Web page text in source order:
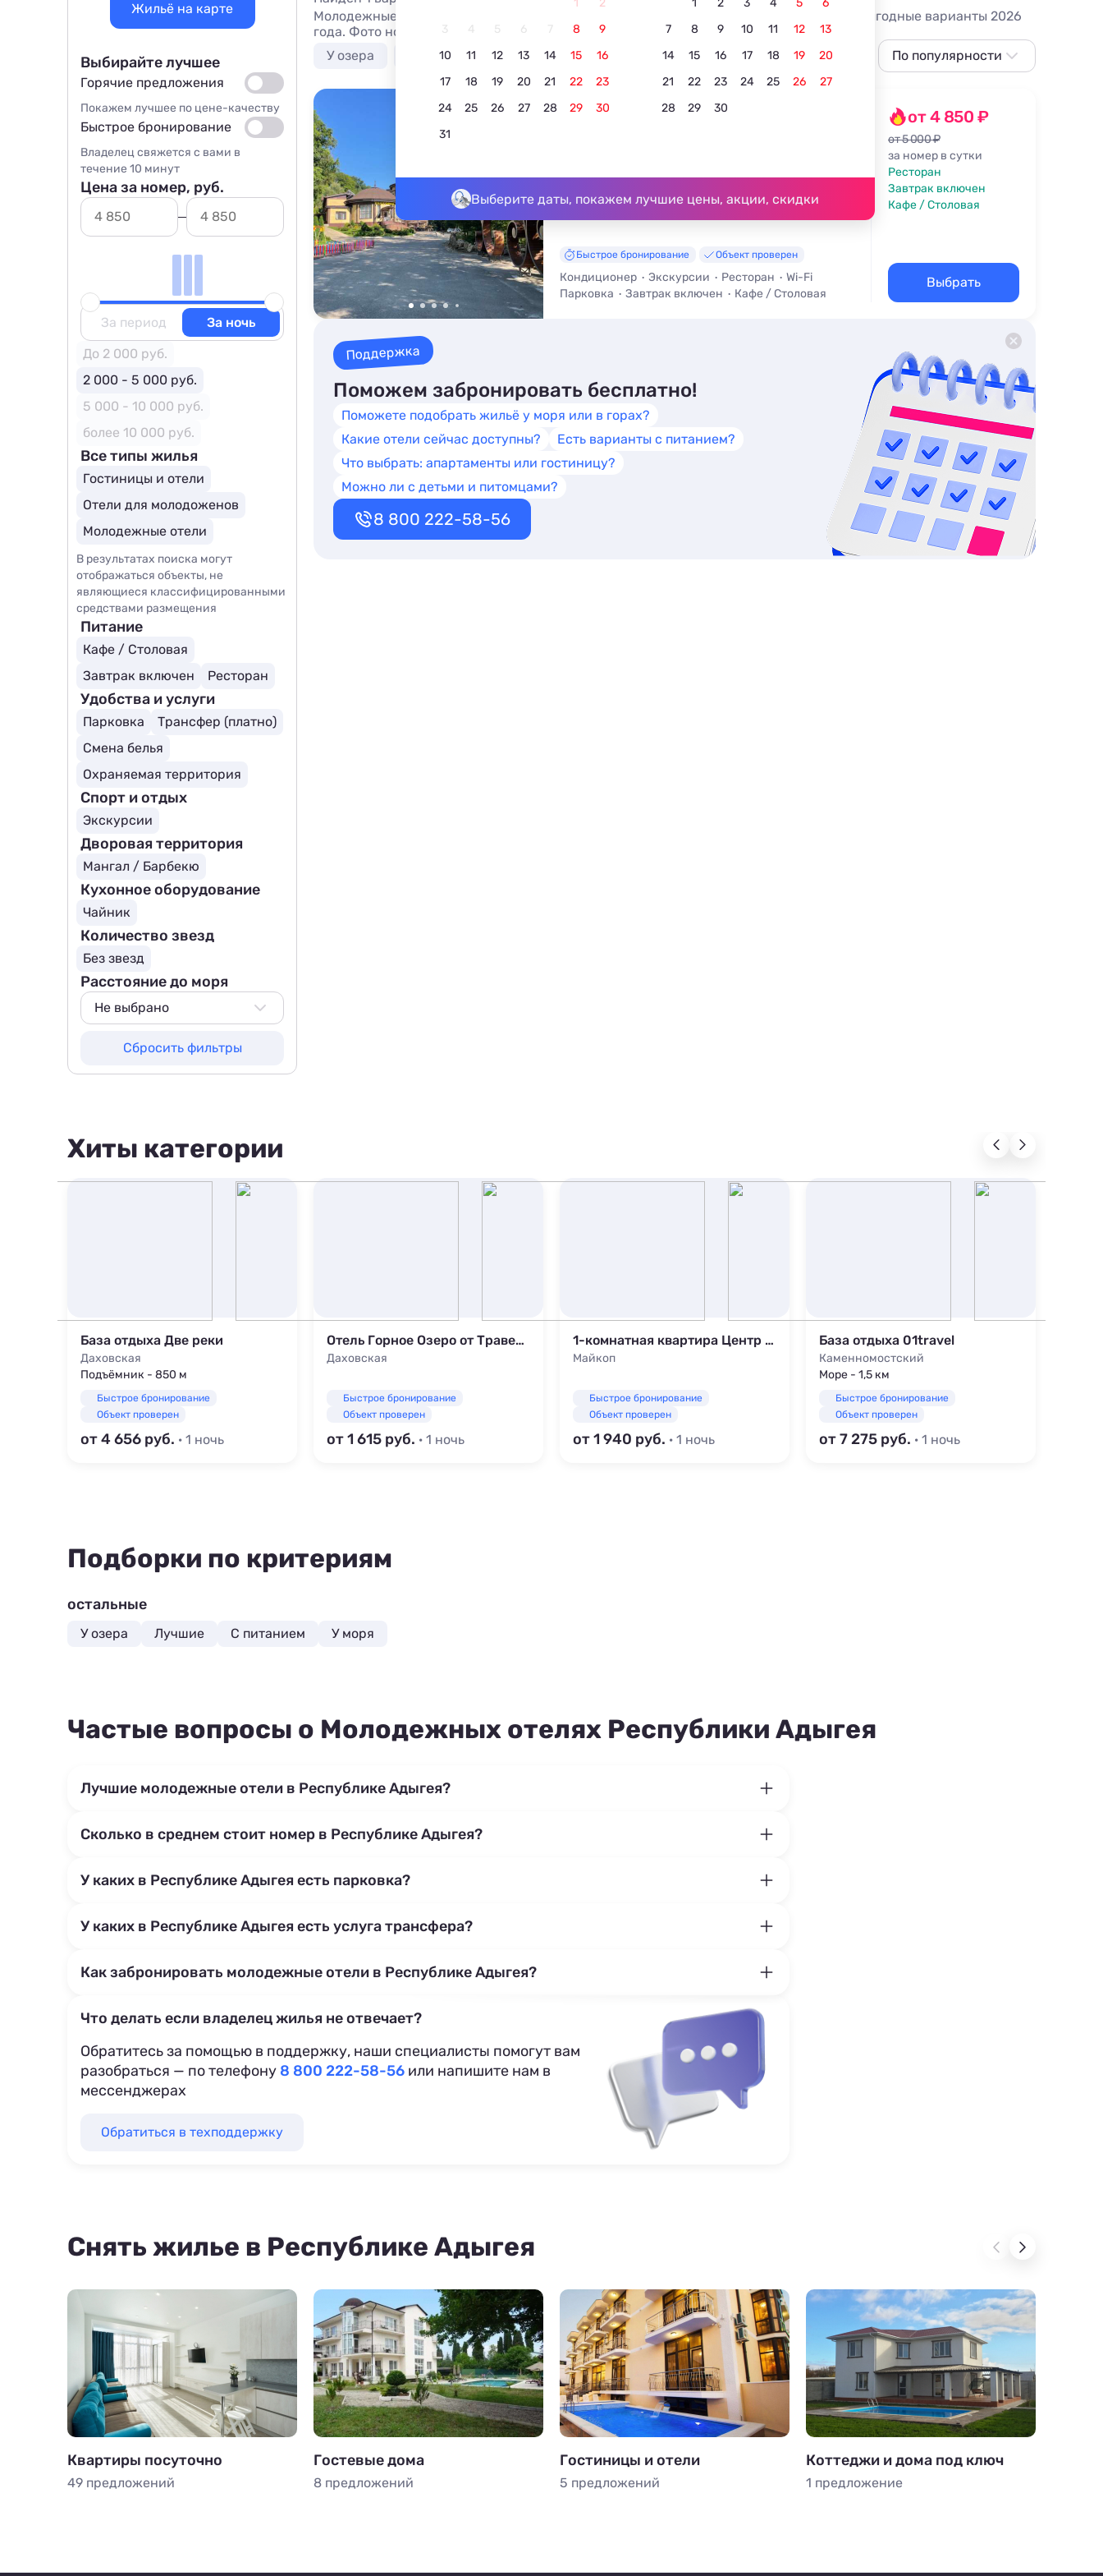
1
2
3
4 5 6 7 8
9
10
11 12 13 14 15
16
17
18 19 20 21 22
23
24
25 26 27 28 29
30
31
1 2 3 4 5
6
7
8 9 10 11 12
13
14
15 16 17 18 19
20
21
22 23 24 25 26
27
28
29 30
Выберите даты, покажем лучшие цены, акции, скидки
Молодежные отели Республики Адыгея без посредников и наценок! Выбирай самые выгодные варианты 2026
года. Фото номеров, актуальное описание, контакты владельцев, отзывы.
У озера
Лучшие С питанием У моря Недорого
По популярности
Сначала дешевле
Сначала дороже
Ближе к морю
По рейтингу
Гостиница Руфабго
До моря - 10 м • До центра - 3,3 км
Быстрое бронирование Объект проверен
Кондиционер Экскурсии Ресторан
Wi-Fi
Парковка
Завтрак включен Кафе / Столовая
от 4 850 ₽
от 5 000 ₽
за номер в сутки
Ресторан
Завтрак включен
Кафе / Столовая
Выбрать
Поддержка
Поможем забронировать бесплатно!
Поможете подобрать жильё у моря или в горах?
Какие отели сейчас доступны?
Есть варианты с питанием?
Что выбрать: апартаменты или гостиницу?
Можно ли с детьми и питомцами?
8 800 222-58-56
Жильё на карте
Выбирайте лучшее
Горячие предложения
Покажем лучшее по цене-качеству
Быстрое бронирование
Владелец свяжется с вами в
течение 10 минут
Цена за номер, руб.
За период
За ночь
До 2 000 руб.
2 000 - 5 000 руб.
5 000 - 10 000 руб.
более 10 000 руб.
Все типы жилья
Гостиницы и отели
Отели для молодоженов
Молодежные отели
В результатах поиска могут
отображаться объекты, не
являющиеся классифицированными
средствами размещения
Питание
Кафе / Столовая
Завтрак включен
Ресторан
Удобства и услуги
Парковка
Трансфер (платно)
Смена белья
Охраняемая территория
Спорт и отдых
Экскурсии
Дворовая территория
Мангал / Барбекю
Кухонное оборудование
Чайник
Количество звезд
Без звезд
Расстояние до моря
Не выбрано
800 м
1000 м
Сбросить фильтры
Хиты категории
База отдыха Две реки
Даховская
Подъёмник - 850 м
Быстрое бронирование
Объект проверен
от 4 656 · 1 ночь
Отель Горное Озеро от Травел Хотелс Антураж
Даховская
Быстрое бронирование
Объект проверен
от 1 615 · 1 ночь
1-комнатная квартира Центр города
Майкоп
Быстрое бронирование
Объект проверен
от 1 940 · 1 ночь
База отдыха 01travel
Каменномостский
Море - 1,5 км
Быстрое бронирование
Объект проверен
от 7 275 · 1 ночь
Подборки по критериям
остальные
У озера Лучшие С питанием У моря
Частые вопросы о Молодежных отелях Республики Адыгея
Лучшие молодежные отели в Республике Адыгея?
Сколько в среднем стоит номер в Республике Адыгея?
У каких в Республике Адыгея есть парковка?
У каких в Республике Адыгея есть услуга трансфера?
Как забронировать молодежные отели в Республике Адыгея?
Что делать если владелец жилья не отвечает?
Обратитесь за помощью в поддержку, наши специалисты помогут вам
разобраться — по телефону 8 800 222-58-56 или напишите нам в
мессенджерах
Обратиться в техподдержку
Снять жилье в Республике Адыгея
Квартиры посуточно
49 предложений
Гостевые дома
8 предложений
Гостиницы и отели
5 предложений
Коттеджи и дома под ключ
1 предложение